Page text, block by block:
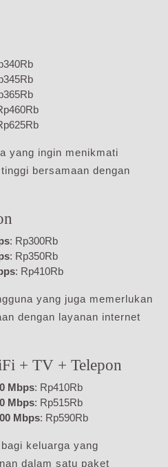
yang ingin menikmati
bersamaan dengan
: Rp300Rb
: Rp350Rb
: Rp410Rb
yang juga memerlukan
dengan layanan internet
+ TV + Telepon
Mbps: Rp410Rb
Mbps: Rp515Rb
Mbps: Rp590Rb
keluarga yang
dalam satu paket